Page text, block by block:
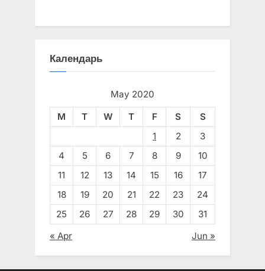
Календарь
May 2020
M
T W T F S
S
1
2
3
4
5 6 7 8 9
10
11
12 13 14 15 16
17
18
19 20 21 22 23
24
25
26 27 28 29 30
31
« Apr
Jun »